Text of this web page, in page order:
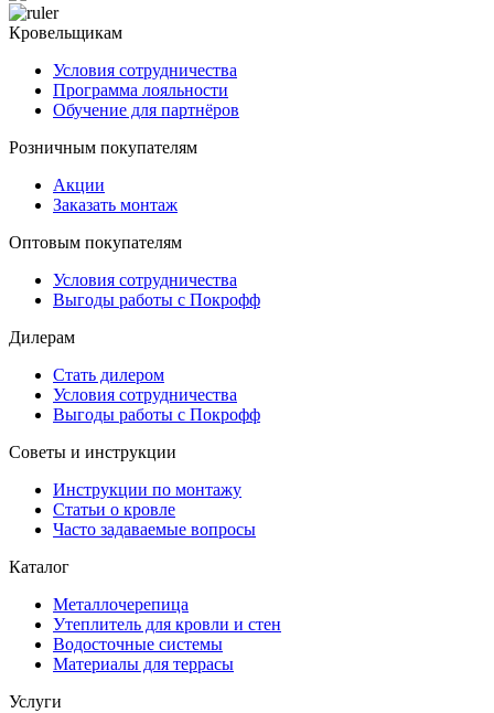
Кровельщикам
Условия сотрудничества
Программа лояльности
Обучение для партнёров
Розничным покупателям
Акции
Заказать монтаж
Оптовым покупателям
Условия сотрудничества
Выгоды работы с Покрофф
Дилерам
Стать дилером
Условия сотрудничества
Выгоды работы с Покрофф
Советы и инструкции
Инструкции по монтажу
Статьи о кровле
Часто задаваемые вопросы
Каталог
Металлочерепица
Утеплитель для кровли и стен
Водосточные системы
Материалы для террасы
Услуги